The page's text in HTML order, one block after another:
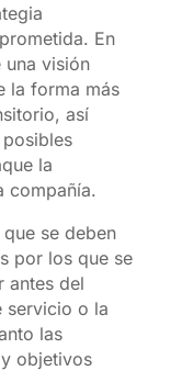
En
una visión
la forma más
así
la
compañía.
se deben
por los que se
antes del
servicio o la
las
objetivos